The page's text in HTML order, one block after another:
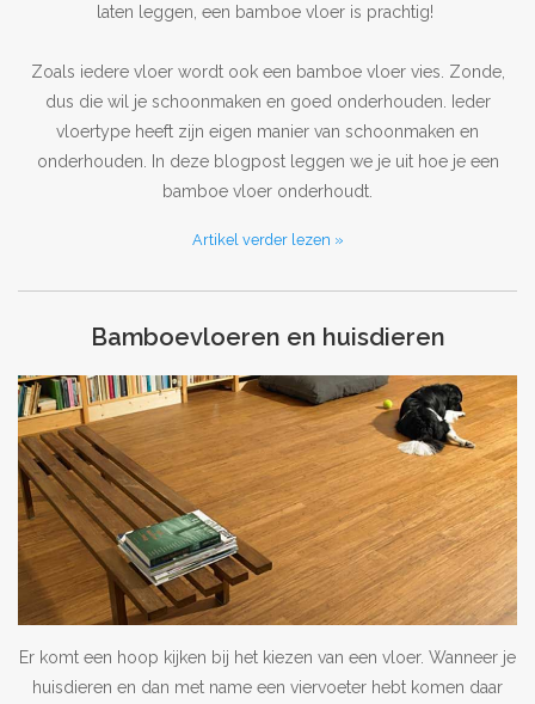
laten leggen, een bamboe vloer is prachtig!
Zoals iedere vloer wordt ook een bamboe vloer vies. Zonde,
dus die wil je schoonmaken en goed onderhouden. Ieder
vloertype heeft zijn eigen manier van schoonmaken en
onderhouden. In deze blogpost leggen we je uit hoe je een
bamboe vloer onderhoudt.
Artikel verder lezen »
Bamboevloeren en huisdieren
Er komt een hoop kijken bij het kiezen van een vloer. Wanneer je
huisdieren en dan met name een viervoeter hebt komen daar